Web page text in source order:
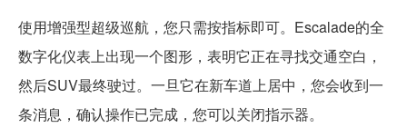
使用增强型超级巡航，您只需按指标即可。Escalade的全
数字化仪表上出现一个图形，表明它正在寻找交通空白，
然后SUV最终驶过。一旦它在新车道上居中，您会收到一
条消息，确认操作已完成，您可以关闭指示器。